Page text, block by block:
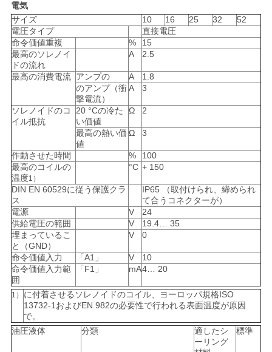
電気
サイズ
10 16 25 32
52
電圧タイプ
直接電圧
命令価値重複
%
15
最高のソレノイ
ドの流れ
A 2.5
最高の消費電流 アンプの A
1.8
のアンプ（衝
撃電流）
A 3
ソレノイドのコ
イル抵抗
20 °Cの冷た
い価値
Ω 2
最高の熱い価
値
Ω 3
作動させた時間 %
100
最高のコイルの
温度1）
°C + 150
DIN EN 60529に従う保護クラ
ス
IP65 （取付けられ、締められ
て合うコネクターが）
電源
V
24
供給電圧の範囲
V
19.4… 35
埋まっているこ
と（GND）
V 0
命令価値入力 「A1」 V
10
命令価値入力範
囲
「F1」 mA4… 20
1）
に付着させるソレノイドのコイル、ヨーロッパ規格ISO
13732-1およびEN 982の必要性で行われる表面温度が原因
で。
油圧液体
分類
適したシ
ーリング
標準